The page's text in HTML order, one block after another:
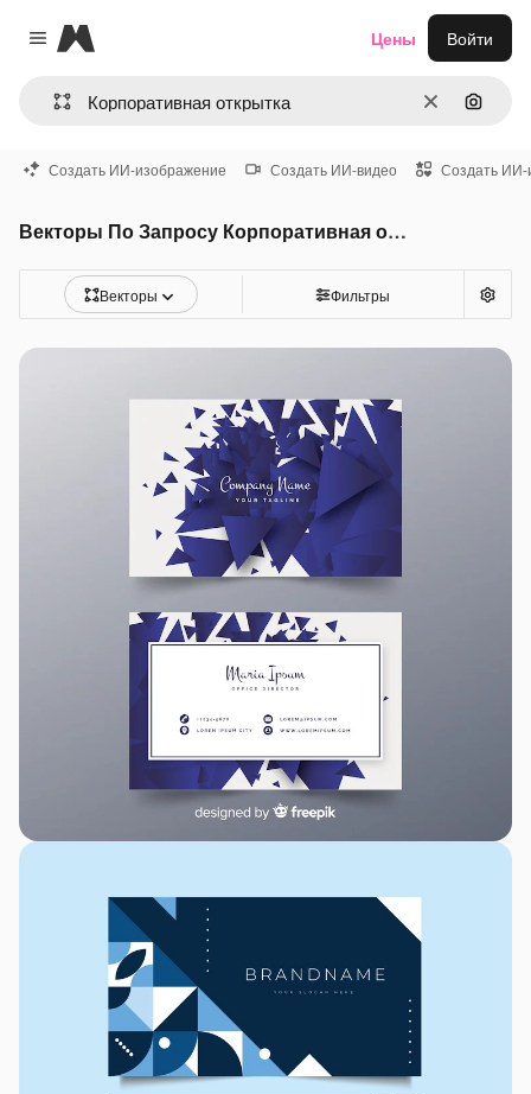
Close menu
Magnific
ОчиститьПоиск
Цены Войти
Создать ИИ-изображение Создать ИИ-видео Создать ИИ-
Векторы По Запросу Корпоративная открытка
Векторы Фильтры